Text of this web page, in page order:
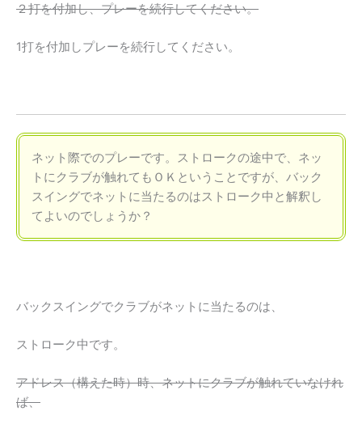
２打を付加し、プレーを続行してください。
1打を付加しプレーを続行してください。
ネット際でのプレーです。ストロークの途中で、ネッ
トにクラブが触れてもＯＫということですが、バック
スイングでネットに当たるのはストローク中と解釈し
てよいのでしょうか？
バックスイングでクラブがネットに当たるのは、
ストローク中です。
アドレス（構えた時）時、ネットにクラブが触れていなけれ
ば、